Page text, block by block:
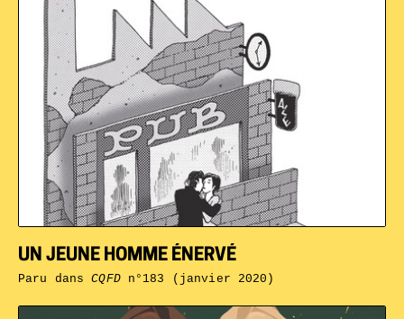
UN JEUNE HOMME ÉNERVÉ
Paru dansCQFDn°183 (janvier 2020)